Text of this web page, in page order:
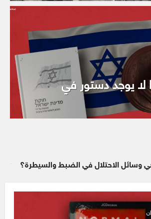
لا يوجد دستور في
وسائل الاحتلال في الضبط والسيطرة؟